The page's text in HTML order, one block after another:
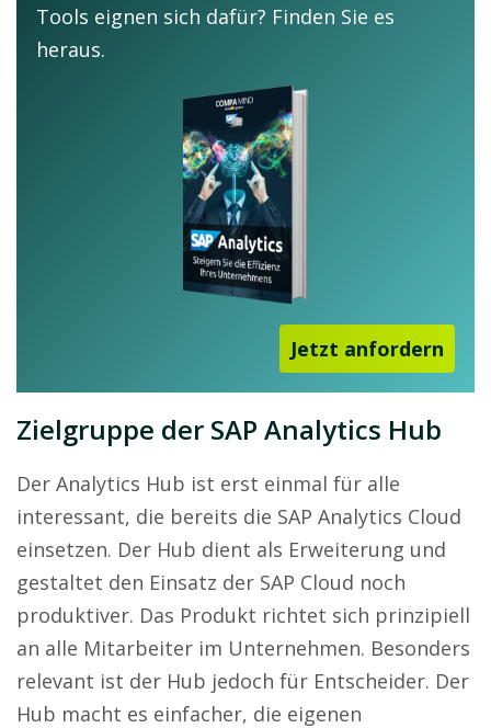
Tools eignen sich dafür? Finden Sie es
heraus.
Jetzt anfordern
Zielgruppe der SAP Analytics Hub
Der Analytics Hub ist erst einmal für alle
interessant, die bereits die SAP Analytics Cloud
einsetzen. Der Hub dient als Erweiterung und
gestaltet den Einsatz der SAP Cloud noch
produktiver. Das Produkt richtet sich prinzipiell
an alle Mitarbeiter im Unternehmen. Besonders
relevant ist der Hub jedoch für Entscheider. Der
Hub macht es einfacher, die eigenen